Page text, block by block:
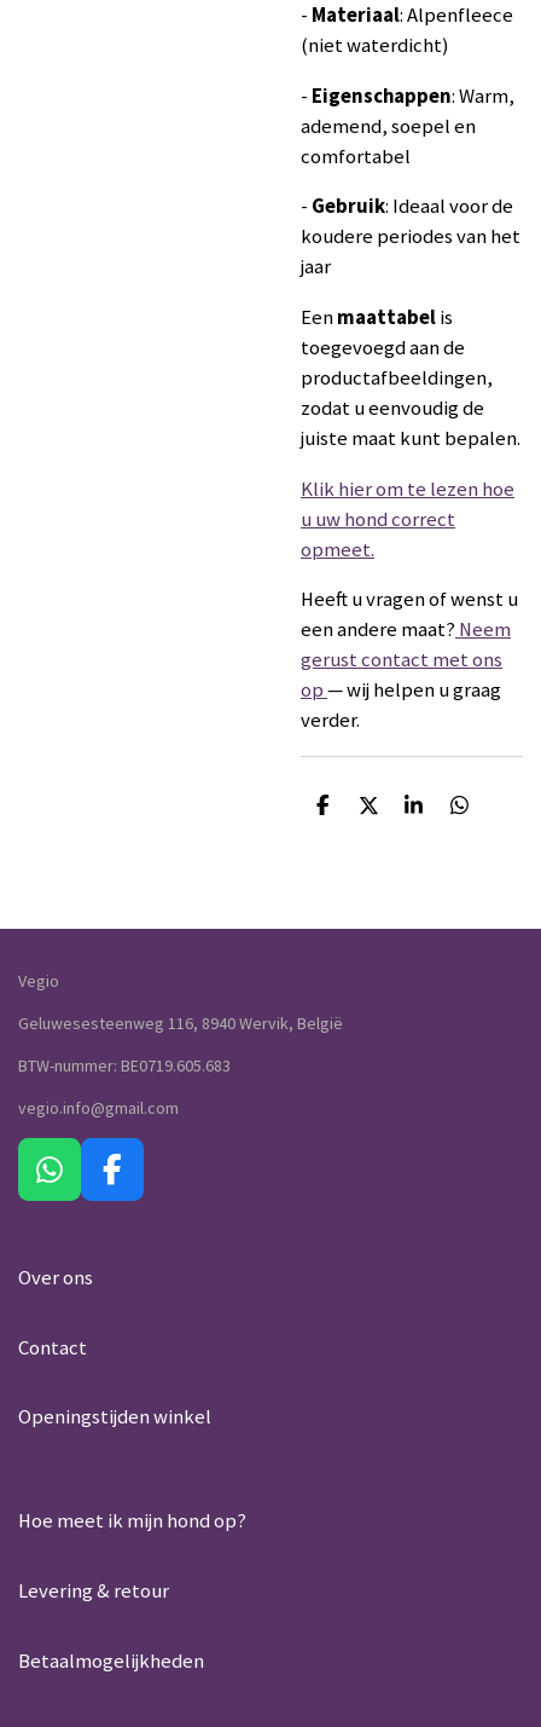
- Materiaal: Alpenfleece
(niet waterdicht)
- Eigenschappen: Warm,
ademend, soepel en
comfortabel
- Gebruik: Ideaal voor de
koudere periodes van het
jaar
Eenmaattabelis
toegevoegd aan de
productafbeeldingen,
zodat u eenvoudig de
juiste maat kunt bepalen.
Klik hier om te lezen hoe
u uw hond correct
opmeet.
Heeft u vragen of wenst u
een andere maat? Neem
gerust contact met ons
op— wij helpen u graag
verder.
D
D
S
D
Vegio
Geluwesesteenweg 116, 8940 Wervik, België
BTW-nummer: BE0719.605.683
vegio.info@gmail.com
W
h
t
p
F
a
Over ons
Contact
Openingstijden winkel
Hoe meet ik mijn hond op?
Levering & retour
Betaalmogelijkheden